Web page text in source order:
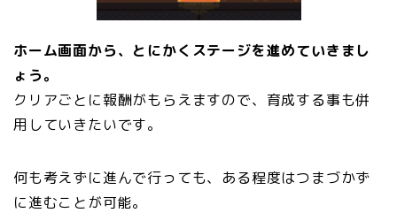
ホーム画面から、とにかくステージを進めていきまし
ょう。
クリアごとに報酬がもらえますので、育成する事も併
用していきたいです。
何も考えずに進んで行っても、ある程度はつまづかず
に進むことが可能。